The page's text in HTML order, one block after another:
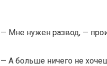
— Мне нужен развод, —
— А больше ничего не